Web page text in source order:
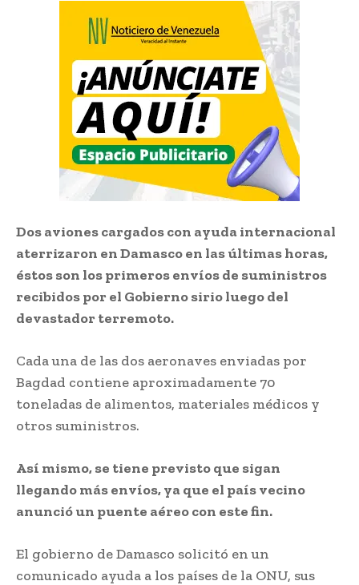
Dos aviones cargados con ayuda internacional
aterrizaron en Damasco en las últimas horas,
éstos son los primeros envíos de suministros
recibidos por el Gobierno sirio luego del
devastador terremoto.
Cada una de las dos aeronaves enviadas por
Bagdad contiene aproximadamente 70
toneladas de alimentos, materiales médicos y
otros suministros.
Así mismo, se tiene previsto que sigan
llegando más envíos, ya que el país vecino
anunció un puente aéreo con este fin.
El gobierno de Damasco solicitó en un
comunicado ayuda a los países de la ONU, sus